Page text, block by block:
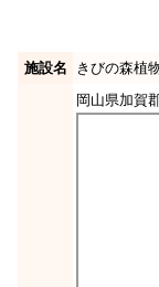
施設名 きびの森植
岡山県加賀